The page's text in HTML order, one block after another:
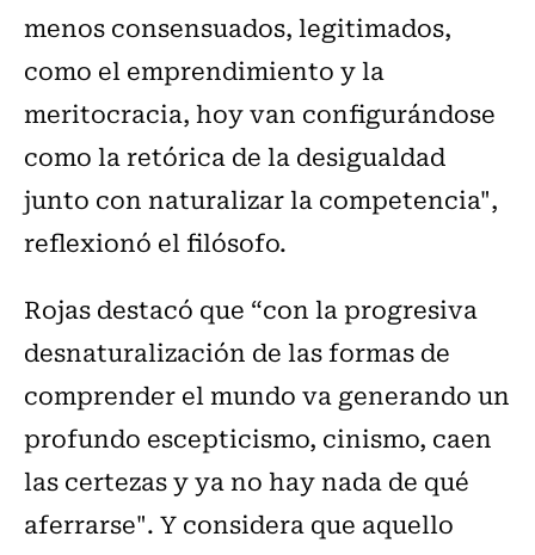
menos consensuados, legitimados,
como el emprendimiento y la
meritocracia, hoy van configurándose
como la retórica de la desigualdad
junto con naturalizar la competencia",
reflexionó el filósofo.
Rojas destacó que “con la progresiva
desnaturalización de las formas de
comprender el mundo va generando un
profundo escepticismo, cinismo, caen
las certezas y ya no hay nada de qué
aferrarse". Y considera que aquello